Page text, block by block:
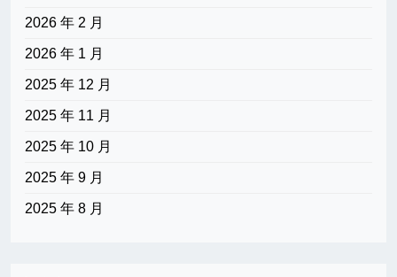
2026 年 2 月
2026 年 1 月
2025 年 12 月
2025 年 11 月
2025 年 10 月
2025 年 9 月
2025 年 8 月